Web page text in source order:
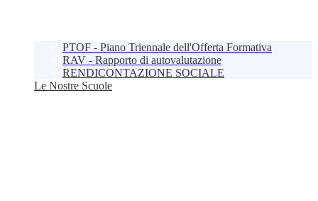
PTOF - Piano Triennale dell'Offerta Formativa
RAV - Rapporto di autovalutazione
RENDICONTAZIONE SOCIALE
Le Nostre Scuole